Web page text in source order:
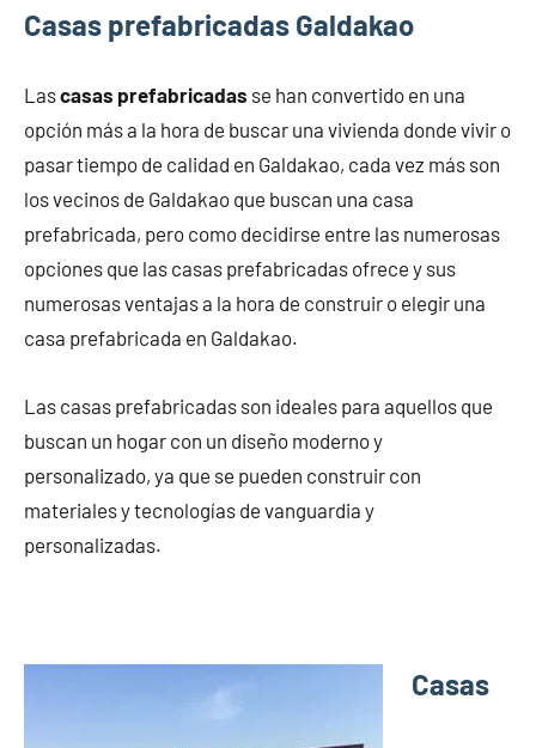
Casas prefabricadas Galdakao
Lascasas prefabricadas se han convertido en una
opción más a la hora de buscar una vivienda donde vivir o
pasar tiempo de calidad en Galdakao, cada vez más son
los vecinos de Galdakao que buscan una casa
prefabricada, pero como decidirse entre las numerosas
opciones que las casas prefabricadas ofrece y sus
numerosas ventajas a la hora de construir o elegir una
casa prefabricada en Galdakao.
Las casas prefabricadas son ideales para aquellos que
buscan un hogar con un diseño moderno y
personalizado, ya que se pueden construir con
materiales y tecnologías de vanguardia y
personalizadas.
Casas